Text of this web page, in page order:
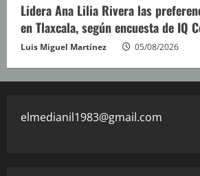
Lidera Ana Lilia Rivera las
en Tlaxcala, según encuesta de IQ
Luis Miguel Martínez 05/08/2026
elmedianil1983@gmail.com